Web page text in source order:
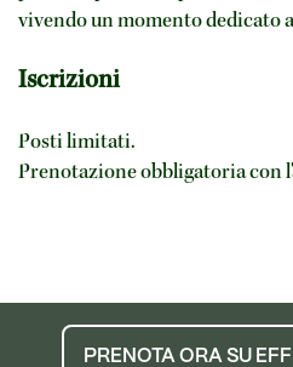
vivendo un momento dedicato
Iscrizioni
Posti limitati.
Prenotazione obbligatoria con
PRENOTA ORA SU